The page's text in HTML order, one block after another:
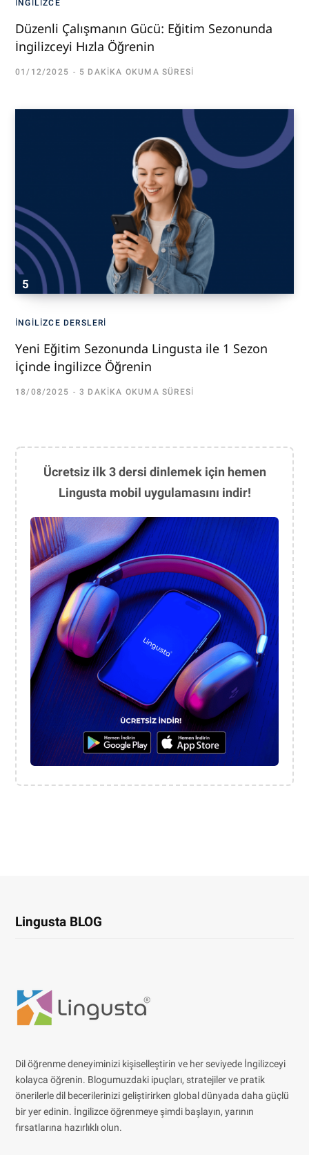
İNGILIZCE
Düzenli Çalışmanın Gücü: Eğitim Sezonunda
İngilizceyi Hızla Öğrenin
01/12/2025 5 DAKIKA OKUMA SÜRESI
İNGILIZCE DERSLERI
Yeni Eğitim Sezonunda Lingusta ile 1 Sezon
İçinde İngilizce Öğrenin
18/08/2025 3 DAKIKA OKUMA SÜRESI
Ücretsiz ilk 3 dersi dinlemek için hemen
Lingusta mobil uygulamasını indir!
Lingusta BLOG
Dil öğrenme deneyiminizi kişiselleştirin ve her seviyede İngilizceyi
kolayca öğrenin. Blogumuzdaki ipuçları, stratejiler ve pratik
önerilerle dil becerilerinizi geliştirirken global dünyada daha güçlü
bir yer edinin. İngilizce öğrenmeye şimdi başlayın, yarının
fırsatlarına hazırlıklı olun.